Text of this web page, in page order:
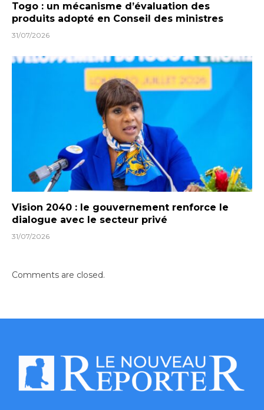
Togo : un mécanisme d’évaluation des
produits adopté en Conseil des ministres
31/07/2026
Vision 2040 : le gouvernement renforce le
dialogue avec le secteur privé
31/07/2026
Comments are closed.